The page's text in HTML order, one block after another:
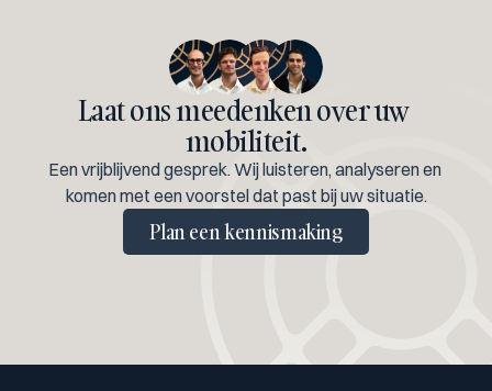
Laat ons meedenken over uw
mobiliteit.
Een vrijblijvend gesprek. Wij luisteren, analyseren en
komen met een voorstel dat past bij uw situatie.
Plan een kennismaking